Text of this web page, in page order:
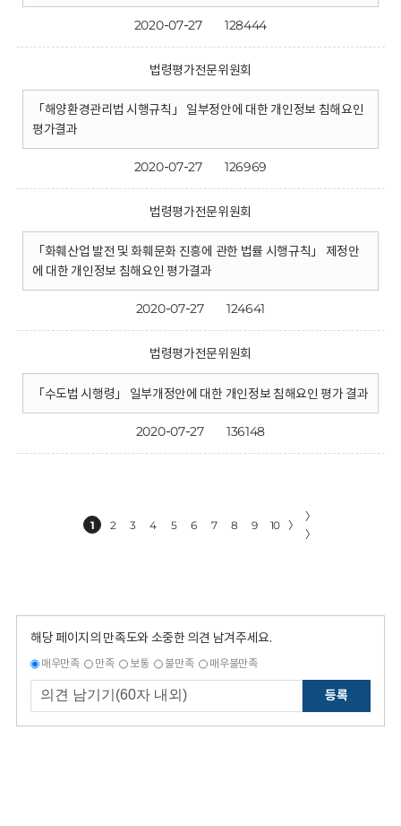
2020-07-27 128444
법령평가전문위원회
「해양환경관리법 시행규칙」 일부정안에 대한 개인정보 침해요인
평가결과
2020-07-27 126969
법령평가전문위원회
「화훼산업 발전 및 화훼문화 진흥에 관한 법률 시행규칙」 제정안
에 대한 개인정보 침해요인 평가결과
2020-07-27 124641
법령평가전문위원회
「수도법 시행령」 일부개정안에 대한 개인정보 침해요인 평가 결과
2020-07-27 136148
1 2 3 4 5 6 7 8 9 10 〉
〉
〉
해당 페이지의 만족도와 소중한 의견 남겨주세요.
매우만족 만족 보통 불만족 매우불만족
등록